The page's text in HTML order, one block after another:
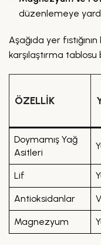
düzenlemeye
Aşağıda yer
karşılaştırma tablosu
ÖZELLIK
Doymamış Yağ
Asitleri
Lif
Antioksidanlar
Magnezyum